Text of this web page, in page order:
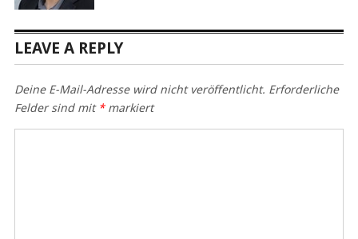
LEAVE A REPLY
Deine E-Mail-Adresse wird nicht veröffentlicht. Erforderliche
Felder sind mit *markiert